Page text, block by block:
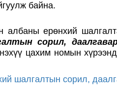
байна.
албаны ерөнхий
сорил,
цахим номын
шалгалтын сорил,